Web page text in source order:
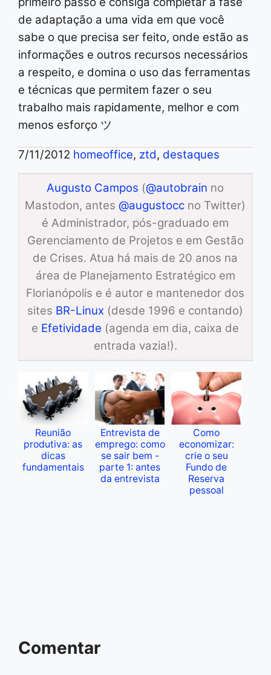
de adaptação a uma vida em que você
sabe o que precisa ser feito, onde estão as
informações e outros recursos necessários
a respeito, e domina o uso das ferramentas
e técnicas que permitem fazer o seu
trabalho mais rapidamente, melhor e com
menos esforço ツ
7/11/2012 homeoffice, ztd, destaques
Augusto Campos (@autobrain no
Mastodon, antes @augustocc no Twitter)
é Administrador, pós-graduado em
Gerenciamento de Projetos e em Gestão
de Crises. Atua há mais de 20 anos na
área de Planejamento Estratégico em
Florianópolis e é autor e mantenedor dos
sites BR-Linux (desde 1996 e contando)
e Efetividade (agenda em dia, caixa de
entrada vazia!).
Reunião
produtiva: as
dicas
fundamentais
Entrevista de
emprego: como
se sair bem -
parte 1: antes
da entrevista
Como
economizar:
crie o seu
Fundo de
Reserva
pessoal
Comentar